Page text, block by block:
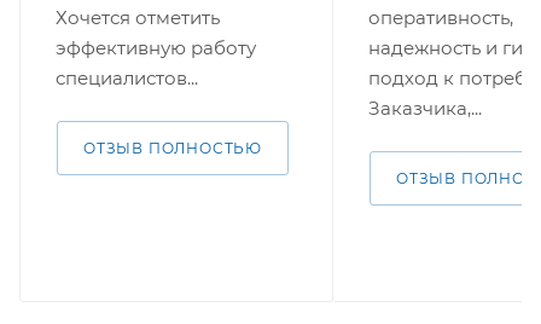
Хочется отметить
эффективную работу
специалистов...
ОТЗЫВ ПОЛНОСТЬЮ
оперативность,
надежность и
подход к
Заказчика,...
ОТЗЫВ